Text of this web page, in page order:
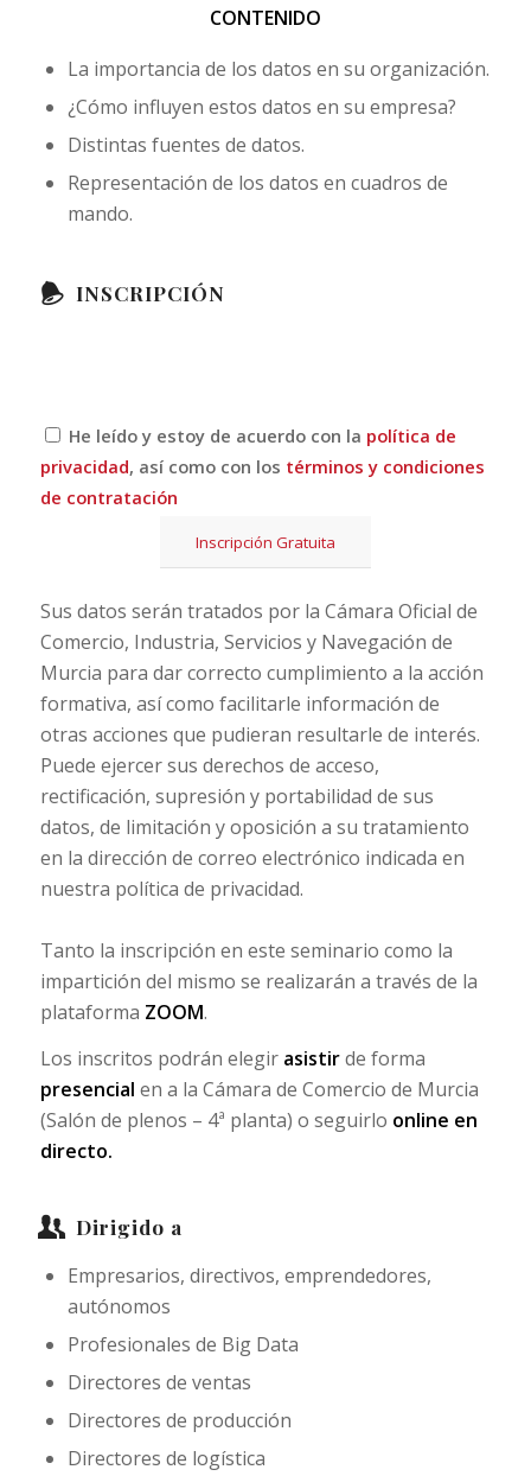
CONTENIDO
La importancia de los datos en su organización.
¿Cómo influyen estos datos en su empresa?
Distintas fuentes de datos.
Representación de los datos en cuadros de
mando.
INSCRIPCIÓN
He leído y estoy de acuerdo con la política de
privacidad, así como con los términos y condiciones
de contratación
Inscripción Gratuita
Sus datos serán tratados por la Cámara Oficial de
Comercio, Industria, Servicios y Navegación de
Murcia para dar correcto cumplimiento a la acción
formativa, así como facilitarle información de
otras acciones que pudieran resultarle de interés.
Puede ejercer sus derechos de acceso,
rectificación, supresión y portabilidad de sus
datos, de limitación y oposición a su tratamiento
en la dirección de correo electrónico indicada en
nuestra política de privacidad.
Tanto la inscripción en este seminario como la
impartición del mismo se realizarán a través de la
plataforma ZOOM.
Los inscritos podrán elegir asistirde forma
presencial en a la Cámara de Comercio de Murcia
(Salón de plenos – 4ª planta) o seguirlo online en
directo.
Dirigido a
Empresarios, directivos, emprendedores,
autónomos
Profesionales de Big Data
Directores de ventas
Directores de producción
Directores de logística